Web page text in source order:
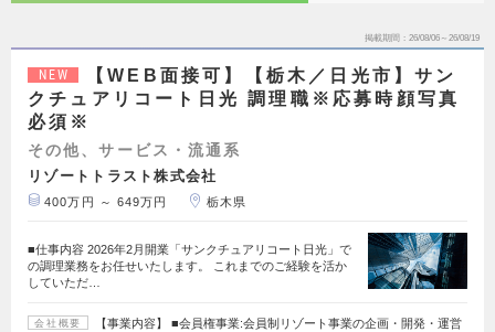
掲載期間 26/08/06～26/08/19
NEW
【WEB面接可】【栃木／日光市】サン
クチュアリコート日光 調理職※応募時顔写真
必須※
その他、サービス・流通系
リゾートトラスト株式会社
400万円 ～ 649万円 栃木県
■仕事内容 2026年2月開業「サンクチュアリコート日光」で
の調理業務をお任せいたします。 これまでのご経験を活か
していただ…
会社概要
【事業内容】 ■会員権事業:会員制リゾート事業の企画・開発・運営